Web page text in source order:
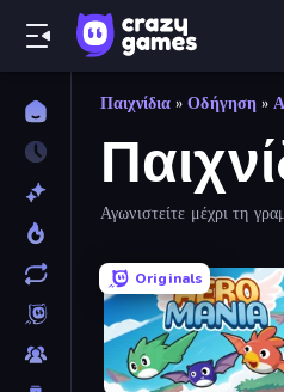
Παιχνίδια » Οδήγηση »
Αγωνιστείτε μέχρι τη
Originals